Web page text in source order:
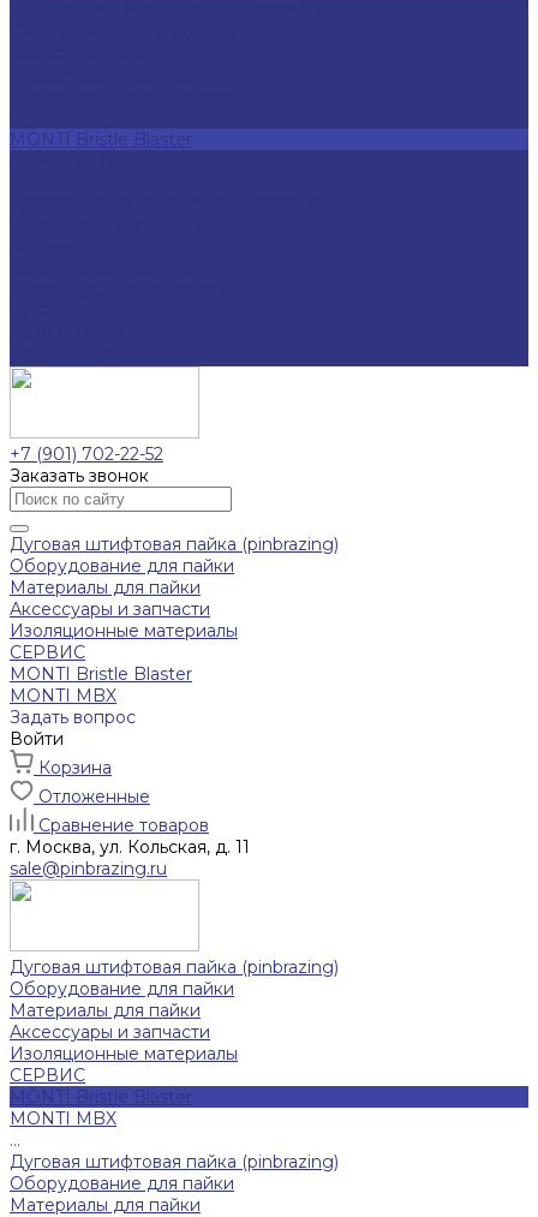
MONTI Bristle Blaster
+7 (901) 702-22-52
Заказать звонок
Дуговая штифтовая пайка (pinbrazing)
Оборудование для пайки
Материалы для пайки
Аксессуары и запчасти
Изоляционные материалы
СЕРВИС
MONTI Bristle Blaster
MONTI MBX
Задать вопрос
Войти
Корзина
Отложенные
Сравнение товаров
г. Москва, ул. Кольская, д. 11
sale@pinbrazing.ru
Дуговая штифтовая пайка (pinbrazing)
Оборудование для пайки
Материалы для пайки
Аксессуары и запчасти
Изоляционные материалы
СЕРВИС
MONTI Bristle Blaster
MONTI MBX
...
Дуговая штифтовая пайка (pinbrazing)
Оборудование для пайки
Материалы для пайки